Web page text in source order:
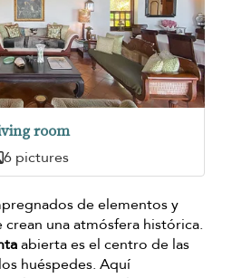
room
6 pictures
de elementos y
una atmósfera histórica.
abierta es el centro de las
huéspedes. Aquí